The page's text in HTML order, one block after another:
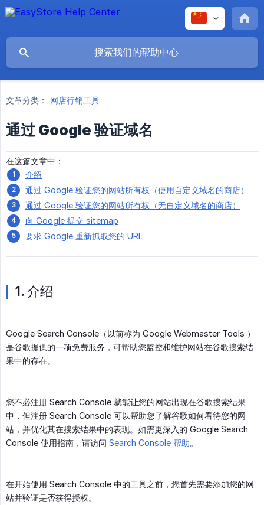
文章分类： 网店行销工具
通过 Google 验证域名
在这篇文章中：
介绍
通过 Google 验证您的网站所有权（使用自定义域名的商店）
通过 Google 验证您的网站所有权（无自定义域名的商店）
向 Google 提交 sitemap
要求 Google 重新抓取您的 URL
1. 介绍
Google Search Console（以前称为 Google Webmaster Tools ）
是谷歌提供的一项免费服务，可帮助您监控和维护网站在谷歌搜索结
果中的存在。
您不必注册 Search Console 就能让您的网站出现在谷歌搜索结果
中，但注册 Search Console 可以帮助您了解谷歌如何看待您的网
站，并优化其在搜索结果中的表现。如需更深入的 Google Search
Console 使用指南，请访问 Search Console 帮助。
在开始使用 Search Console 中的工具之前，您首先需要添加您的网
站并验证是否获得授权。